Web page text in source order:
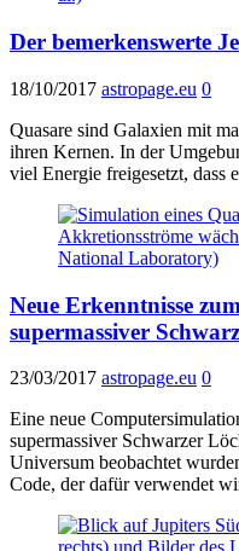
Der bemerkenswerte
18/10/2017 astropage.eu 0
Quasare sind Galaxien mit
ihren Kernen. In der
viel Energie freigesetzt, dass
Neue Erkenntnisse
supermassiver
23/03/2017 astropage.eu 0
Eine neue
supermassiver Schwarzer
Universum beobachtet
Code, der dafür verwendet